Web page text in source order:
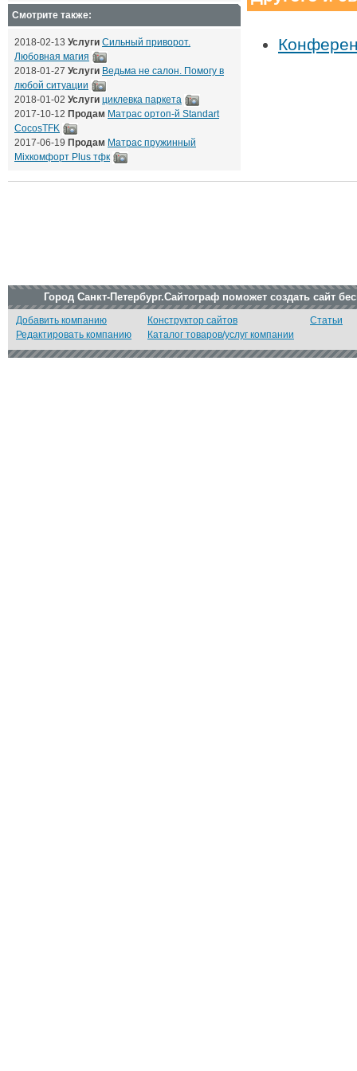
Смотрите также:
2018-02-13 Услуги Сильный приворот.
Любовная магия
2018-01-27 Услуги Ведьма не салон. Помогу в
любой ситуации
2018-01-02 Услуги циклевка паркета
2017-10-12 Продам Матрас ортоп-й Standart
CocosTFK
2017-06-19 Продам Матрас пружинный
Mixкомфорт Plus тфк
Город Санкт-Петербург.Сайтограф поможет создать сайт
Добавить компанию
Редактировать компанию
Конструктор сайтов
Каталог товаров/услуг компании
Статьи